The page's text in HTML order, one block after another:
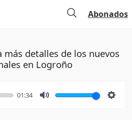
Abonados
más detalles de los nuevos
en Logroño
01:34